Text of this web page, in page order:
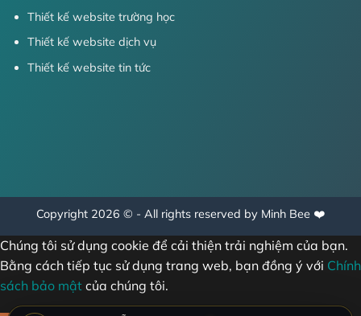
Thiết kế website trường học
Thiết kế website dịch vụ
Thiết kế website tin tức
Copyright 2026 © - All rights reserved by Minh Bee ❤️
Chúng tôi sử dụng cookie để cải thiện trải nghiệm của bạn.
Bằng cách tiếp tục sử dụng trang web, bạn đồng ý với Chính
sách bảo mật của chúng tôi.